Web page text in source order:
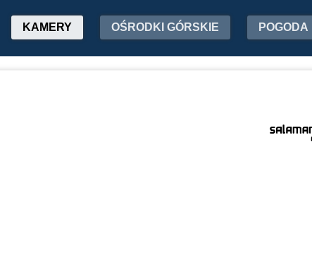
KAMERY OŚRODKI GÓRSKIE POGODA